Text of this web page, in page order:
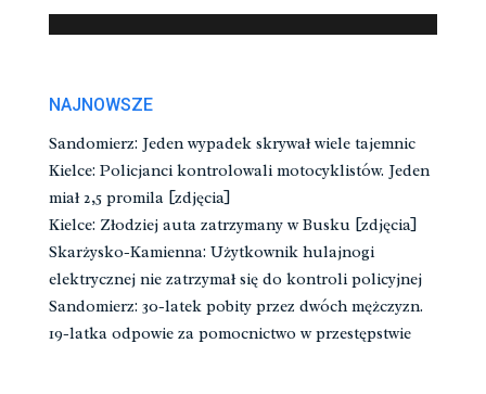
NAJNOWSZE
Sandomierz: Jeden wypadek skrywał wiele tajemnic
Kielce: Policjanci kontrolowali motocyklistów. Jeden
miał 2,5 promila [zdjęcia]
Kielce: Złodziej auta zatrzymany w Busku [zdjęcia]
Skarżysko-Kamienna: Użytkownik hulajnogi
elektrycznej nie zatrzymał się do kontroli policyjnej
Sandomierz: 30-latek pobity przez dwóch mężczyzn.
19-latka odpowie za pomocnictwo w przestępstwie